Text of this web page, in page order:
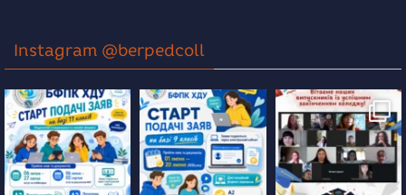
Instagram @berpedcoll